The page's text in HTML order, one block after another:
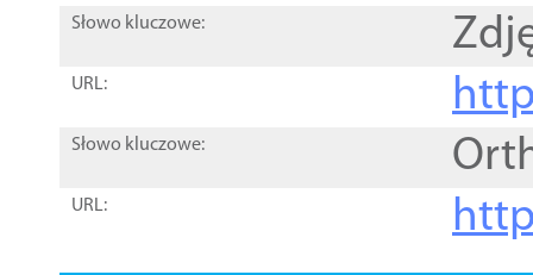
Słowo kluczowe:
URL:
Słowo kluczowe:
URL: